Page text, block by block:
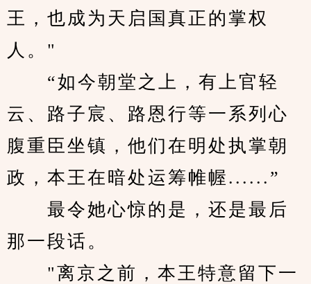
王，也成为天启国真正的掌权
人。"
“如今朝堂之上，有上官轻
云、路子宸、路恩行等一系列心
腹重臣坐镇，他们在明处执掌朝
政，本王在暗处运筹帷幄......”
最令她心惊的是，还是最后
那一段话。
"离京之前，本王特意留下一